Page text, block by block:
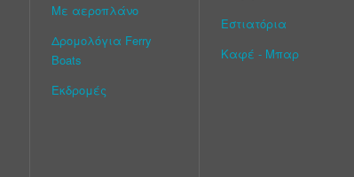
Με αεροπλάνο
Δρομολόγια Ferry
Boats
Εκδρομές
Εστιατόρια
Καφέ - Μπαρ